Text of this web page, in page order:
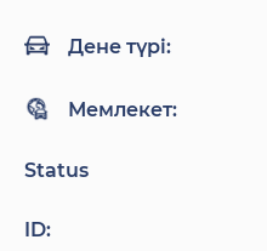
Дене түрі:
Мемлекет:
Status
ID: